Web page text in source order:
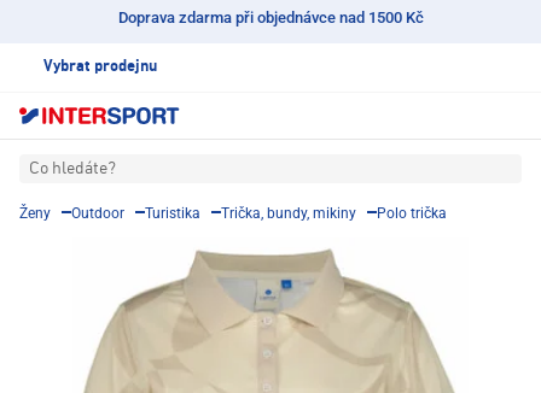
Doprava zdarma při objednávce nad 1500 Kč
Vybrat prodejnu
Co hledáte?
Ženy Outdoor Turistika Trička, bundy, mikiny Polo trička